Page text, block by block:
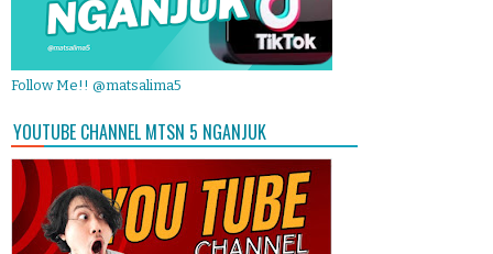
Follow Me!! @matsalima5
YOUTUBE CHANNEL MTSN 5 NGANJUK